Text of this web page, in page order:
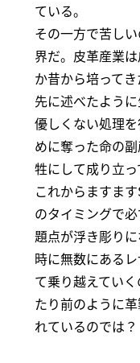
ている。
その一方で苦し
界だ。皮革産業
か昔から培って
先に述べたよう
優しくない処理
めに奪った命の
牲にして成り立っ
これからますま
のタイミングで
題点が浮き彫り
時に無数にある
て乗り越えてい
たり前のように
れているのでは？